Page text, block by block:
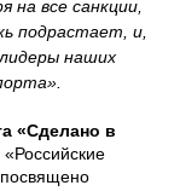
на все санкции,
подрастает, и,
наших
«Сделано в